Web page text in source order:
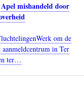
mishandeld door
om de
in Ter
ter…